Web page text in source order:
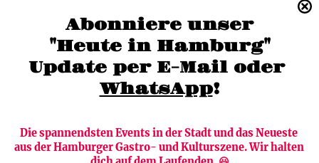
Abonniere unser
"Heute in Hamburg"
Update per E-Mail oder
WhatsApp!
Die spannendsten Events in der Stadt und das Neueste
aus der Hamburger Gastro- und Kulturszene. Wir halten
moc.grubmah-enezs@ofni
Newsletter abonnieren